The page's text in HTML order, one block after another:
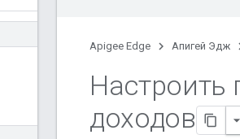
Apigee Edge Апигей Эдж
Настроить
доходов